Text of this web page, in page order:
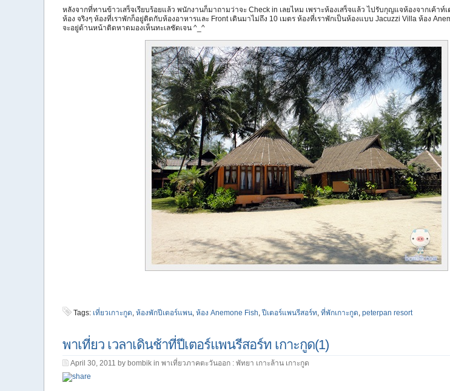
หลังจากที่ทานข้าวเสร็จเรียบร้อยแล้ว พนักงานก็มาถามว่าจะ Check in เลยไหม เพราะห้องเสร็จแล้ว ไปรับกุญแจห้องจากเค้าท์
ห้อง จริงๆ ห้องที่เราพักก็อยู่ติดกับห้องอาหารและ Front เดินมาไม่ถึง 10 เมตร ห้องที่เราพักเป็นห้องแบบ Jacuzzi Villa ห้อง
จะอยู่ด้านหน้าติดหาดมองเห็นทะเลชัดเจน ^_^
Tags: เที่ยวเกาะกูด, ห้องพักปีเตอร์แพน, ห้อง Anemone Fish,ปีเตอร์แพนรีสอร์ท, ที่พักเกาะกูด, peterpan resort
พาเที่ยว เวลาเดินช้าที่ปีเตอร์แพนรีสอร์ท เกาะกูด(1)
April 30, 2011 by bombik in พาเที่ยวภาคตะวันออก : พัทยา เกาะล้าน เกาะกูด